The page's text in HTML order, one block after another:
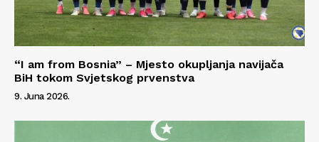
“I am from Bosnia” – Mjesto okupljanja navijača
BiH tokom Svjetskog prvenstva
9. Juna 2026.